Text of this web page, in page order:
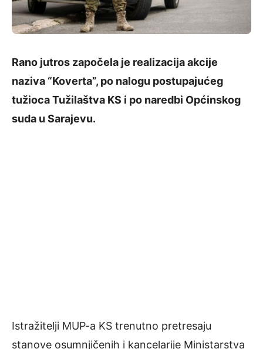
Rano jutros započela je realizacija akcije
naziva “Koverta”, po nalogu postupajućeg
tužioca Tužilaštva KS i po naredbi Općinskog
suda u Sarajevu.
Istražitelji MUP-a KS trenutno pretresaju
stanove osumnjičenih i kancelarije Ministarstva